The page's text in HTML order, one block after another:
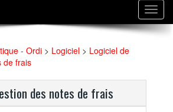
- Ordi > Logiciel > Logiciel de
de frais
des notes de frais